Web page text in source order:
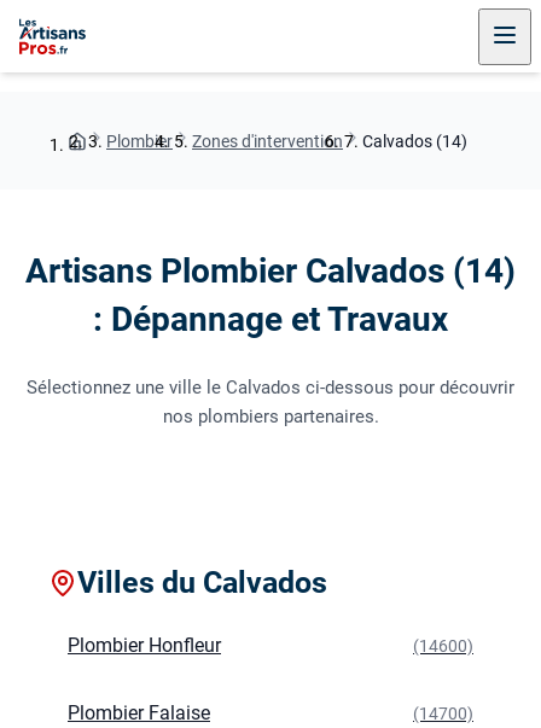
Plombier Zones d'intervention Calvados (14)
Artisans Plombier Calvados (14)
: Dépannage et Travaux
Sélectionnez une ville le Calvados ci-dessous pour découvrir
nos plombiers partenaires.
Villes du Calvados
Plombier Honfleur (14600)
Plombier Falaise (14700)